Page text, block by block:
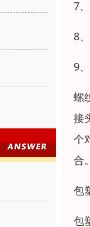
7
8
9
螺
接
个
合
包
包